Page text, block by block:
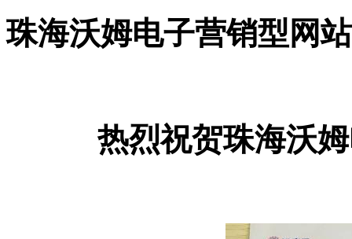
珠海沃姆电子营销型网站
热烈祝贺珠海沃